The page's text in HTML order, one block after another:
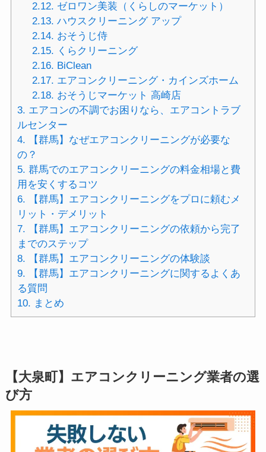
2.12. ゼロワン美装（くらしのマーケット）
2.13. ハウスクリーニング アップ
2.14. おそうじ侍
2.15. くらクリーニング
2.16. BiClean
2.17. エアコンクリーニング・カインズホーム
2.18. おそうじマーケット 高崎店
3. エアコンの不調でお困りなら、エアコントラブ
ルセンター
4. 【群馬】なぜエアコンクリーニングが必要な
の？
5. 群馬でのエアコンクリーニングの料金相場と費
用を安くするコツ
6. 【群馬】エアコンクリーニングをプロに頼むメ
リット・デメリット
7. 【群馬】エアコンクリーニングの依頼から完了
までのステップ
8. 【群馬】エアコンクリーニングの体験談
9. 【群馬】エアコンクリーニングに関するよくあ
る質問
10. まとめ
【大泉町】エアコンクリーニング業者の選
び方